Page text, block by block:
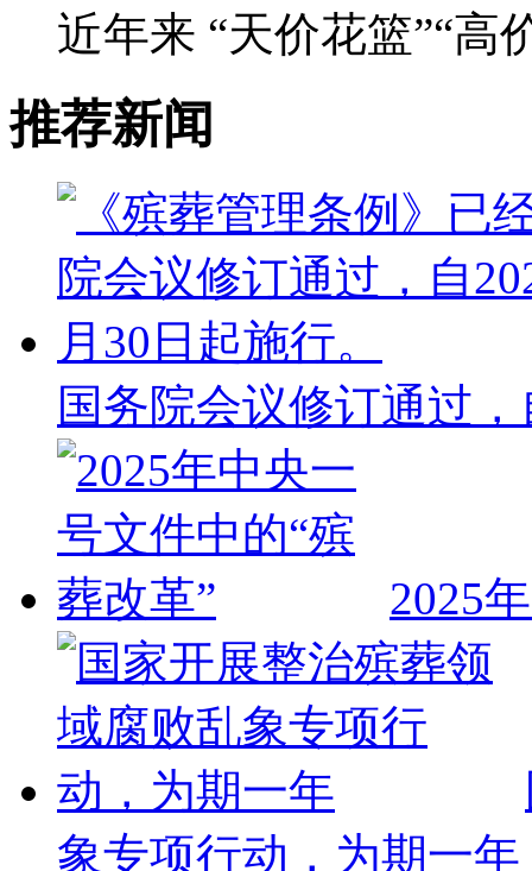
近年来 “天价花篮”“高
推荐新闻
国务院会议修订通过
2025
象专项行动，为期一年